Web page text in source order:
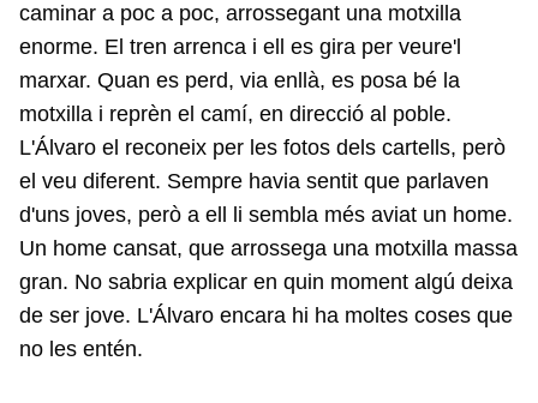
caminar a poc a poc, arrossegant una motxilla
enorme. El tren arrenca i ell es gira per veure'l
marxar. Quan es perd, via enllà, es posa bé la
motxilla i reprèn el camí, en direcció al poble.
L'Álvaro el reconeix per les fotos dels cartells, però
el veu diferent. Sempre havia sentit que parlaven
d'uns joves, però a ell li sembla més aviat un home.
Un home cansat, que arrossega una motxilla massa
gran. No sabria explicar en quin moment algú deixa
de ser jove. L'Álvaro encara hi ha moltes coses que
no les entén.